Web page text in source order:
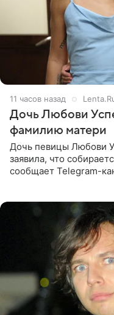
11 часов назад
Дочь Любови
фамилию матери
Дочь певицы Любови
заявила, что
сообщает Telegram-